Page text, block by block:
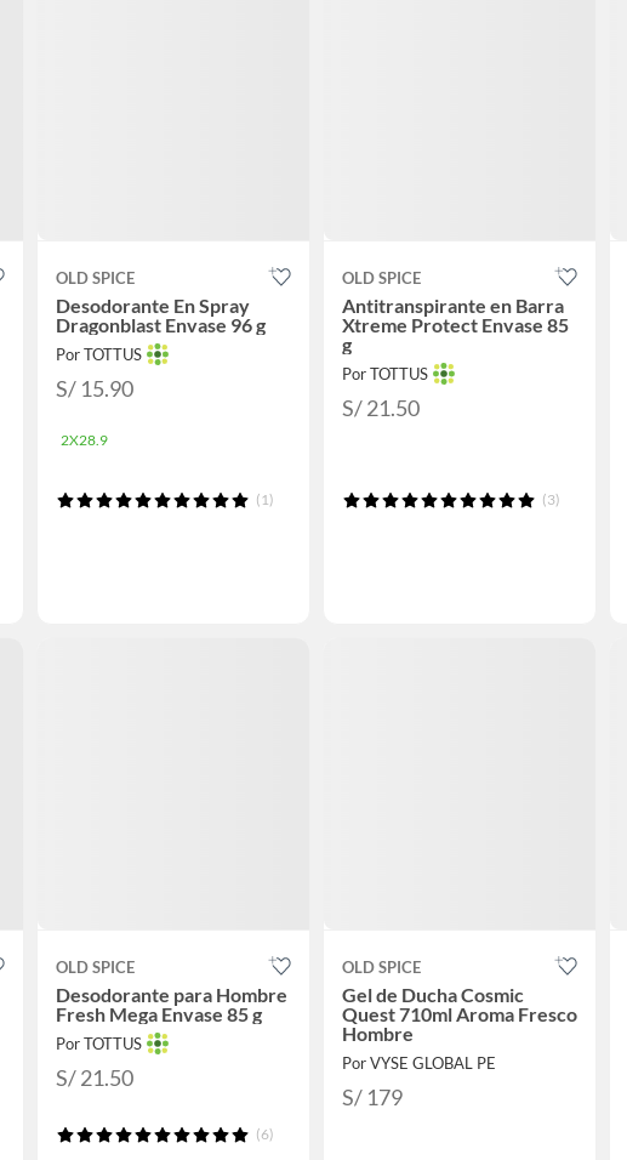
OLD SPICE
Desodorante En Spray
Dragonblast Envase 96 g
Por TOTTUS
S/ 15.90
2X28.9
(1)
OLD SPICE
Antitranspirante en Barra
Xtreme Protect Envase 85
g
Por TOTTUS
S/ 21.50
(3)
OLD SPICE
Desodorante para Hombre
Fresh Mega Envase 85 g
Por TOTTUS
S/ 21.50
(6)
OLD SPICE
Gel de Ducha Cosmic
Quest 710ml Aroma Fresco
Hombre
Por VYSE GLOBAL PE
S/ 179